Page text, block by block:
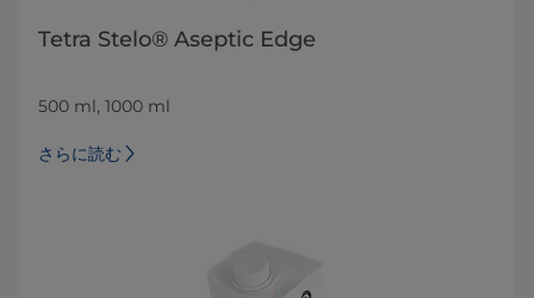
Tetra Stelo® Aseptic Edge
500 ml, 1000 ml
さらに読む